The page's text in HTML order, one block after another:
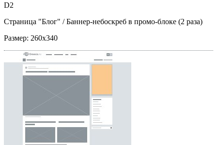
D2
Страница "Блог" / Баннер-небоскреб в промо-блоке (2 раза)
Размер: 260x340